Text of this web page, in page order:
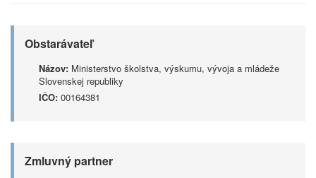
Obstarávateľ
Názov: Ministerstvo školstva, výskumu, vývoja a mládeže
Slovenskej republiky
IČO: 00164381
Zmluvný partner